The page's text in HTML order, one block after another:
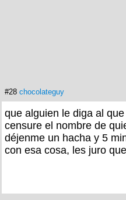
#28 chocolateguy
que alguien le diga al
censure el nombre de
déjenme un hacha y 5
con esa cosa, les juro